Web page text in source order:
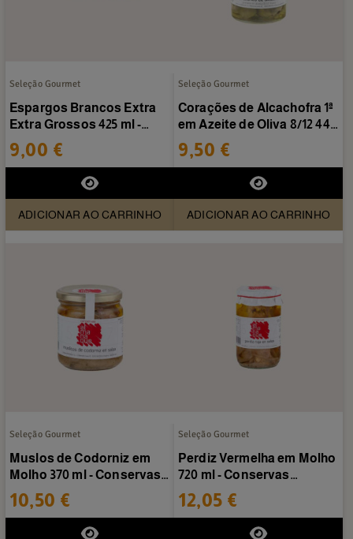
Seleção Gourmet
Espargos Brancos Extra
Extra Grossos 425 ml -
Conservas Almanaque
9,00 €
ADICIONAR AO CARRINHO
Seleção Gourmet
Corações de Alcachofra 1ª
em Azeite de Oliva 8/12 445
ml -...
9,50 €
ADICIONAR AO CARRINHO
Seleção Gourmet
Muslos de Codorniz em
Molho 370 ml - Conservas
Almanaque
10,50 €
Seleção Gourmet
Perdiz Vermelha em Molho
720 ml - Conservas
Almanaque
12,05 €